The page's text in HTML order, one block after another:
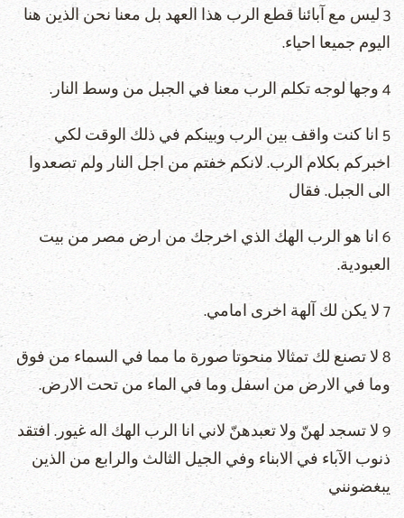
3 ليس مع آبائنا قطع الرب هذا العهد بل معنا نحن الذين هنا
اليوم جميعا احياء.
4 وجها لوجه تكلم الرب معنا في الجبل من وسط النار.
5 انا كنت واقف بين الرب وبينكم في ذلك الوقت لكي
اخبركم بكلام الرب. لانكم خفتم من اجل النار ولم تصعدوا
الى الجبل. فقال
6 انا هو الرب الهك الذي اخرجك من ارض مصر من بيت
العبودية.
7 لا يكن لك آلهة اخرى امامي.
8 لا تصنع لك تمثالا منحوتا صورة ما مما في السماء من فوق
وما في الارض من اسفل وما في الماء من تحت الارض.
9 لا تسجد لهنّ ولا تعبدهنّ لاني انا الرب الهك اله غيور. افتقد
ذنوب الآباء في الابناء وفي الجيل الثالث والرابع من الذين
يبغضونني